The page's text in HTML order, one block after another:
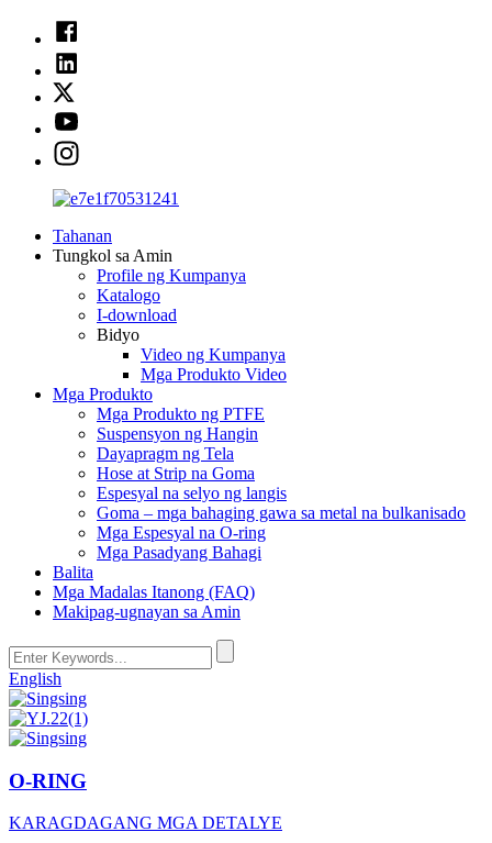
Tahanan
Tungkol sa Amin
Profile ng Kumpanya
Katalogo
I-download
Bidyo
Video ng Kumpanya
Mga Produkto Video
Mga Produkto
Mga Produkto ng PTFE
Suspensyon ng Hangin
Dayapragm ng Tela
Hose at Strip na Goma
Espesyal na selyo ng langis
Goma – mga bahaging gawa sa metal na bulkanisado
Mga Espesyal na O-ring
Mga Pasadyang Bahagi
Balita
Mga Madalas Itanong (FAQ)
Makipag-ugnayan sa Amin
English
O-RING
KARAGDAGANG MGA DETALYE